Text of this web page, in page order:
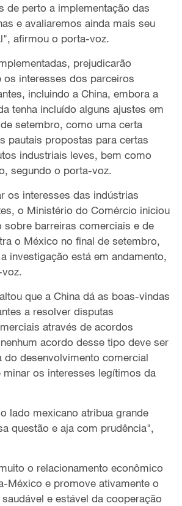
de perto a implementação das
e avaliaremos ainda mais seu
afirmou o porta-voz.
prejudicarão
os interesses dos parceiros
incluindo a China, embora a
tenha incluído alguns ajustes em
setembro, como uma certa
pautais propostas para certas
industriais leves, bem como
segundo o porta-voz.
os interesses das indústrias
o Ministério do Comércio iniciou
sobre barreiras comerciais e de
o México no final de setembro,
investigação está em andamento,
que a China dá as boas-vindas
a resolver disputas
através de acordos
acordo desse tipo deve ser
do desenvolvimento comercial
os interesses legítimos da
lado mexicano atribua grande
questão e aja com prudência",
o relacionamento econômico
México e promove ativamente o
e estável da cooperação